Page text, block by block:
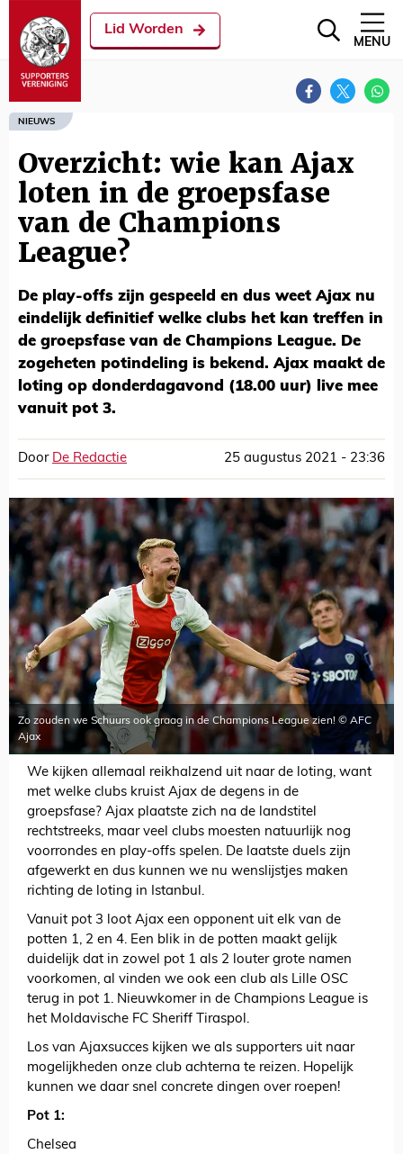
Lid Worden
MENU
NIEUWS
Overzicht: wie kan Ajax
loten in de groepsfase
van de Champions
League?
De play-offs zijn gespeeld en dus weet Ajax nu
eindelijk definitief welke clubs het kan treffen in
de groepsfase van de Champions League. De
zogeheten potindeling is bekend. Ajax maakt de
loting op donderdagavond (18.00 uur) live mee
vanuit pot 3.
Door De Redactie 25 augustus 2021 - 23:36
Zo zouden we Schuurs ook graag in de Champions League zien! © AFC
Ajax
We kijken allemaal reikhalzend uit naar de loting, want
met welke clubs kruist Ajax de degens in de
groepsfase? Ajax plaatste zich na de landstitel
rechtstreeks, maar veel clubs moesten natuurlijk nog
voorrondes en play-offs spelen. De laatste duels zijn
afgewerkt en dus kunnen we nu wenslijstjes maken
richting de loting in Istanbul.
Vanuit pot 3 loot Ajax een opponent uit elk van de
potten 1, 2 en 4. Een blik in de potten maakt gelijk
duidelijk dat in zowel pot 1 als 2 louter grote namen
voorkomen, al vinden we ook een club als Lille OSC
terug in pot 1. Nieuwkomer in de Champions League is
het Moldavische FC Sheriff Tiraspol.
Los van Ajaxsucces kijken we als supporters uit naar
mogelijkheden onze club achterna te reizen. Hopelijk
kunnen we daar snel concrete dingen over roepen!
Pot 1:
Chelsea